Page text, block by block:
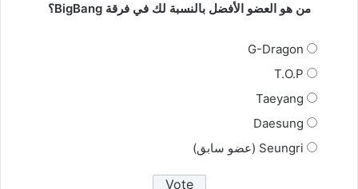
من هو العضو الأفضل بالنسبة لك في فرقة BigBang؟
G-Dragon
T.O.P
Taeyang
Daesung
Seungri (عضو سابق)